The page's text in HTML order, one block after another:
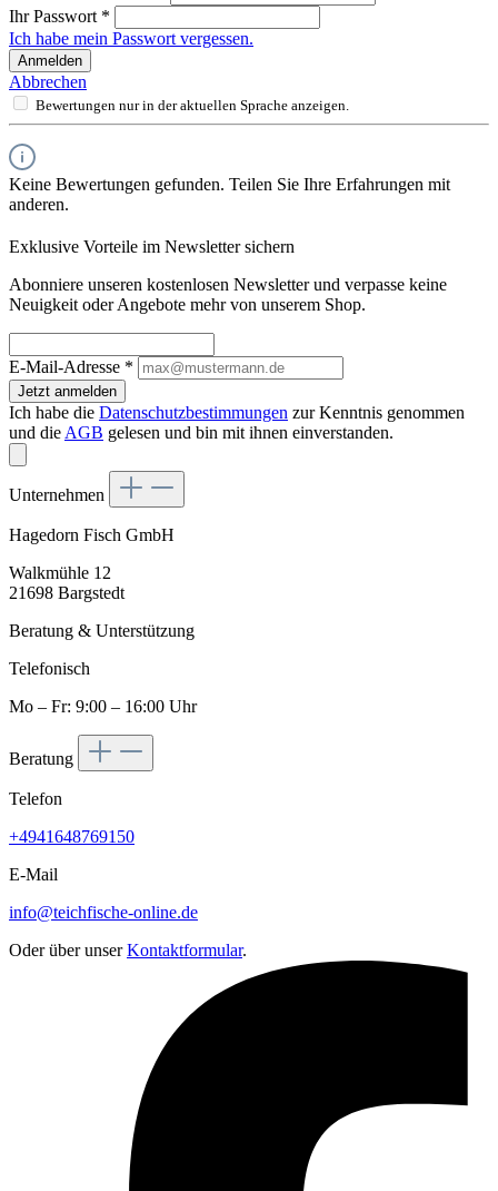
Ihr Passwort *
Ich habe mein Passwort vergessen.
Anmelden
Abbrechen
Bewertungen nur in der aktuellen Sprache anzeigen.
Keine Bewertungen gefunden. Teilen Sie Ihre Erfahrungen mit
anderen.
Exklusive Vorteile im Newsletter sichern
Abonniere unseren kostenlosen Newsletter und verpasse keine
Neuigkeit oder Angebote mehr von unserem Shop.
E-Mail-Adresse *
Jetzt anmelden
Ich habe die Datenschutzbestimmungen zur Kenntnis genommen
und die AGB gelesen und bin mit ihnen einverstanden.
Unternehmen
Hagedorn Fisch GmbH
Walkmühle 12
21698 Bargstedt
Beratung & Unterstützung
Telefonisch
Mo – Fr: 9:00 – 16:00 Uhr
Beratung
Telefon
+4941648769150
E-Mail
info@teichfische-online.de
Oder über unserKontaktformular.